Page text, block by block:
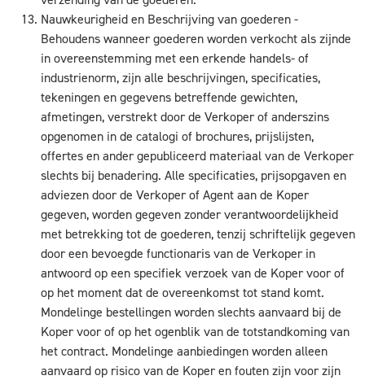
Nauwkeurigheid en Beschrijving van goederen -
Behoudens wanneer goederen worden verkocht als zijnde
in overeenstemming met een erkende handels- of
industrienorm, zijn alle beschrijvingen, specificaties,
tekeningen en gegevens betreffende gewichten,
afmetingen, verstrekt door de Verkoper of anderszins
opgenomen in de catalogi of brochures, prijslijsten,
offertes en ander gepubliceerd materiaal van de Verkoper
slechts bij benadering. Alle specificaties, prijsopgaven en
adviezen door de Verkoper of Agent aan de Koper
gegeven, worden gegeven zonder verantwoordelijkheid
met betrekking tot de goederen, tenzij schriftelijk gegeven
door een bevoegde functionaris van de Verkoper in
antwoord op een specifiek verzoek van de Koper voor of
op het moment dat de overeenkomst tot stand komt.
Mondelinge bestellingen worden slechts aanvaard bij de
Koper voor of op het ogenblik van de totstandkoming van
het contract. Mondelinge aanbiedingen worden alleen
aanvaard op risico van de Koper en fouten zijn voor zijn